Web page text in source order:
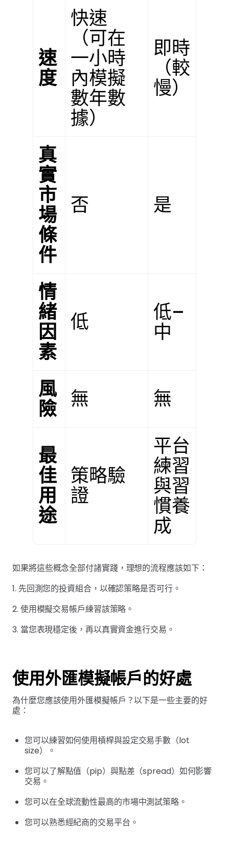
速
度
快速
（可在
一小時
內模擬
數年數
據）
即時
（較
慢）
真
實
市
場
條
件
否 是
情
緒
因
素
低 低–
中
風
險 無 無
最
佳
用
途
策略驗
證
平台
練習
與習
慣養
成
如果將這些概念全部付諸實踐，理想的流程應該如下：
1. 先回測您的投資組合，以確認策略是否可行。
2. 使用模擬交易帳戶練習該策略。
3. 當您表現穩定後，再以真實資金進行交易。
使用外匯模擬帳戶的好處
為什麼您應該使用外匯模擬帳戶？以下是一些主要的好
處：
您可以練習如何使用槓桿與設定交易手數（lot
size）。
您可以了解點值（pip）與點差（spread）如何影響
交易。
您可以在全球流動性最高的市場中測試策略。
您可以熟悉經紀商的交易平台。